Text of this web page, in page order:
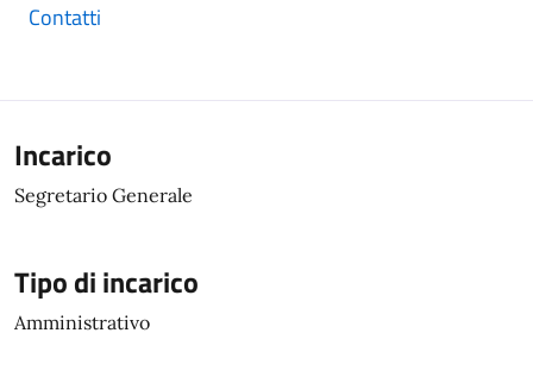
Contatti
Incarico
Segretario Generale
Tipo di incarico
Amministrativo